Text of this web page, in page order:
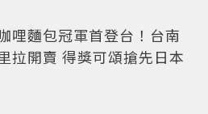
哩麵包冠軍首登台！台南
拉開賣 得獎可頌搶先日本